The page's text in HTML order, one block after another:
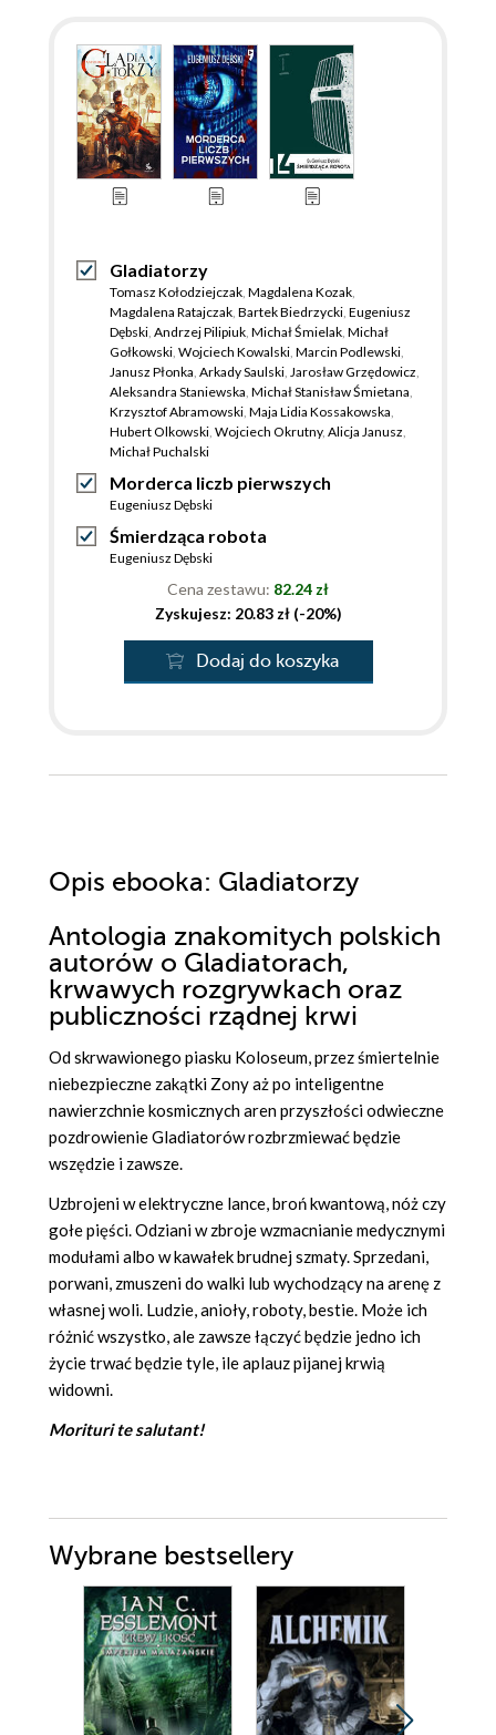
Gladiatorzy
Tomasz Kołodziejczak Magdalena Kozak
Magdalena Ratajczak Bartek Biedrzycki Eugeniusz
Dębski Andrzej Pilipiuk Michał Śmielak Michał
Gołkowski Wojciech Kowalski Marcin Podlewski
Janusz Płonka Arkady Saulski Jarosław Grzędowicz
Aleksandra Staniewska Michał Stanisław Śmietana
Krzysztof Abramowski Maja Lidia Kossakowska
Hubert Olkowski Wojciech Okrutny, Alicja Janusz
Michał Puchalski
Morderca liczb pierwszych
Eugeniusz Dębski
Śmierdząca robota
Eugeniusz Dębski
Cena zestawu: 82.24 zł
Zyskujesz: 20.83 zł (-20%)
Dodaj do koszyka
Opis ebooka: Gladiatorzy
Antologia znakomitych polskich
autorów o Gladiatorach,
krwawych rozgrywkach oraz
publiczności rządnej krwi
Od skrwawionego piasku Koloseum, przez śmiertelnie
niebezpieczne zakątki Zony aż po inteligentne
nawierzchnie kosmicznych aren przyszłości odwieczne
pozdrowienie Gladiatorów rozbrzmiewać będzie
wszędzie i zawsze.
Uzbrojeni w elektryczne lance, broń kwantową, nóż czy
gołe pięści. Odziani w zbroje wzmacnianie medycznymi
modułami albo w kawałek brudnej szmaty. Sprzedani,
porwani, zmuszeni do walki lub wychodzący na arenę z
własnej woli. Ludzie, anioły, roboty, bestie. Może ich
różnić wszystko, ale zawsze łączyć będzie jedno ich
życie trwać będzie tyle, ile aplauz pijanej krwią
widowni.
Morituri te salutant!
Wybrane bestsellery